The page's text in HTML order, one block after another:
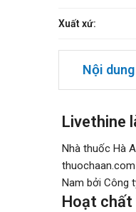
Xuất xứ:
Nội
Livethine
Nhà thuốc Hà
Nam bởi Công
Hoạt chất